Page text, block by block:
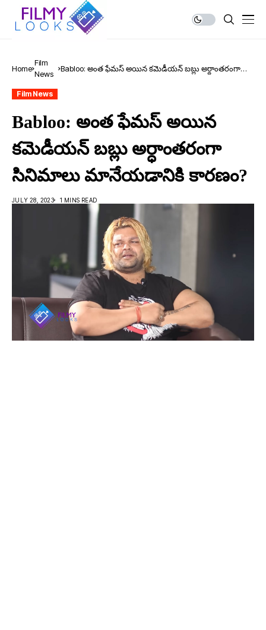
Home
Film
News
Babloo: అంత ఫేమ‌స్ అయిన క‌మెడీయ‌న్ బ‌బ్లు అర్ధాంత‌రంగా
Film News
Babloo: అంత ఫేమ‌స్ అయిన
క‌మెడీయ‌న్ బ‌బ్లు అర్ధాంత‌రంగా
సినిమాలు మానేయ‌డానికి కార‌ణం?
JULY 28, 2023 1 MINS READ